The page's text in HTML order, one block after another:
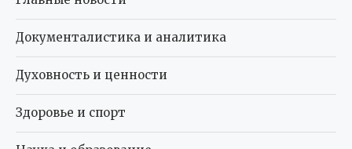
Документалистика и аналитика
Духовность и ценности
Здоровье и спорт